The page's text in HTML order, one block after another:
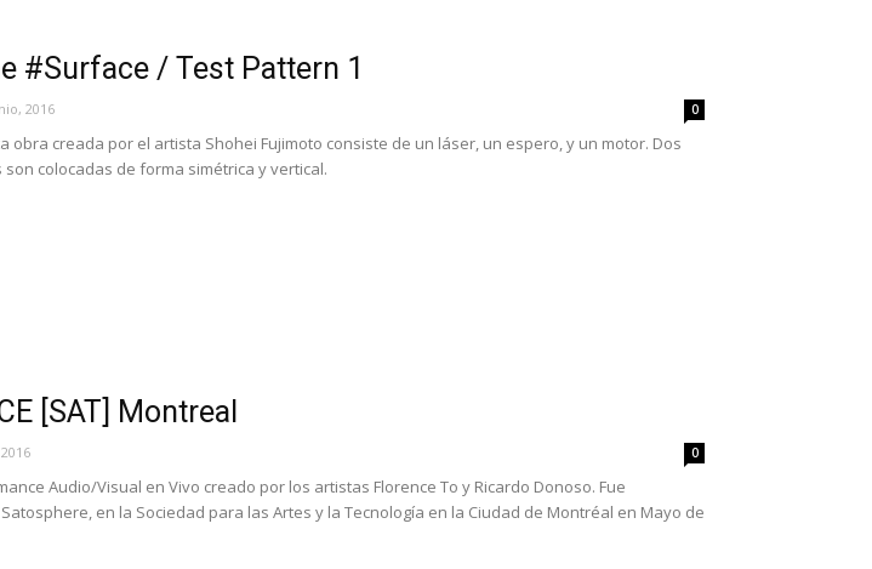
#Surface / Test Pattern 1
2016 0
obra creada por el artista Shohei Fujimoto consiste de un láser, un espero, y un motor. Dos
colocadas de forma simétrica y vertical.
[SAT] Montreal
0
Audio/Visual en Vivo creado por los artistas Florence To y Ricardo Donoso. Fue
en la Sociedad para las Artes y la Tecnología en la Ciudad de Montréal en Mayo de